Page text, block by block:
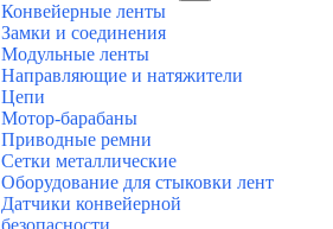
Конвейерные ленты
Замки и соединения
Модульные ленты
Направляющие и натяжители
Цепи
Мотор-барабаны
Приводные ремни
Сетки металлические
Оборудование для стыковки лент
Датчики конвейерной